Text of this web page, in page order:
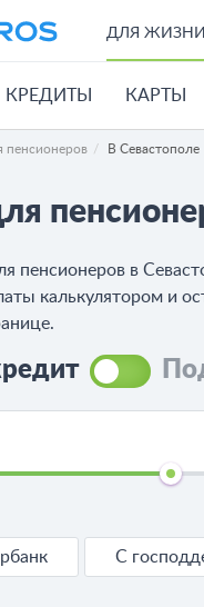
ДЛЯ ЖИЗНИ
КРЕДИТЫ КАРТЫ
пенсионеров В Севастополе
пенсионеров в
калькулятором и
С